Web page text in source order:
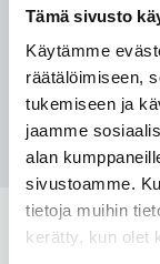
Tämä sivusto
Käytämme
räätälöimiseen,
tukemiseen ja
jaamme
alan
sivustoamme.
tietoja muihin
kerätty, kun olet
Takaisin